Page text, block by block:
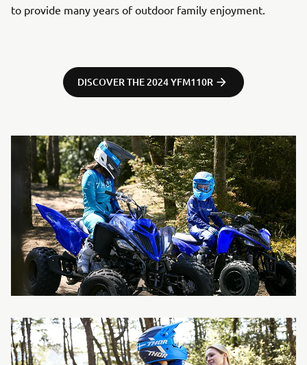
to provide many years of outdoor family enjoyment.
DISCOVER THE 2024 YFM110R